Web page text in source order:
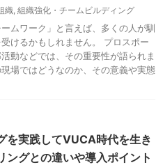
織, 組織強化・チームビルディング
ームワーク」と言えば、多くの人が馴
けるかもしれません。 プロスポー
動などでは、その重要性が語られま
場ではどうなのか、その意義や実態
を実践してVUCA時代を生き
ングとの違いや導入ポイント